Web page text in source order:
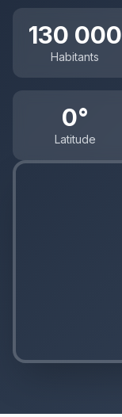
130 000
Habitants
0°
Latitude